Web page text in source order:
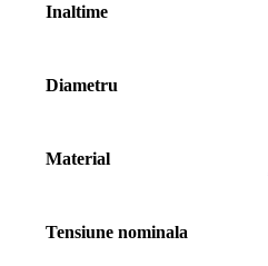
Inaltime
Diametru
Material
Tensiune nominala